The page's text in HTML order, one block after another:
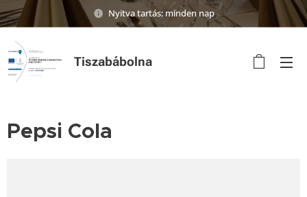
Nyitva tartás: minden nap
Tiszabábolna
Pepsi Cola